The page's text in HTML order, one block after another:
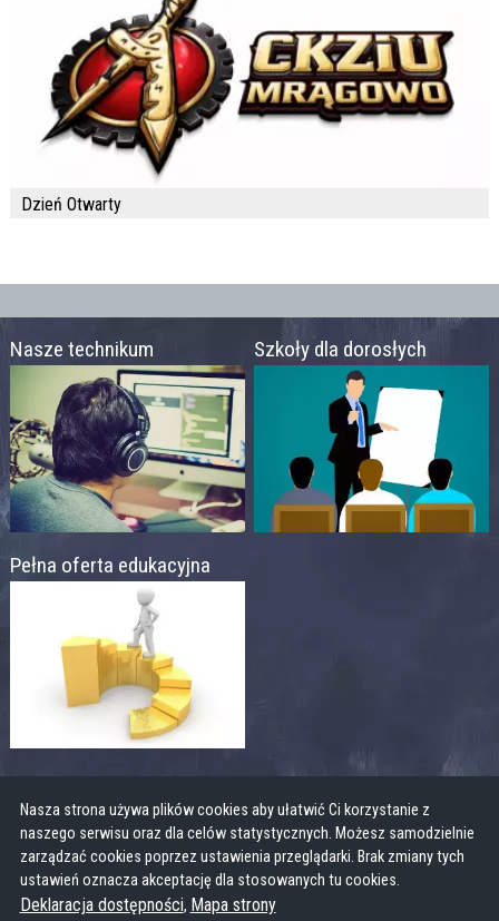
Dzień Otwarty
Nasze technikum Szkoły dla dorosłych
Pełna oferta edukacyjna
Nasza strona używa plików cookies aby ułatwić Ci korzystanie z
naszego serwisu oraz dla celów statystycznych. Możesz samodzielnie
zarządzać cookies poprzez ustawienia przeglądarki. Brak zmiany tych
ustawień oznacza akceptację dla stosowanych tu cookies.
Deklaracja dostępności, Mapa strony